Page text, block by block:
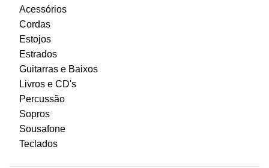
Acessórios
Cordas
Estojos
Estrados
Guitarras e Baixos
Livros e CD's
Percussão
Sopros
Sousafone
Teclados